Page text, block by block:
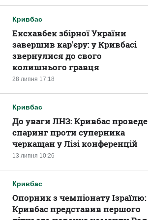
Кривбас
28 липня 17:18
Ексхавбек збірної України
завершив кар'єру: у Кривбасі
звернулися до свого
колишнього гравця
Кривбас
13 липня 10:26
До уваги ЛНЗ: Кривбас проведе
спаринг проти суперника
черкащан у Лізі конференцій
Кривбас
Опорник з чемпіонату Ізраїлю:
Кривбас представив першого